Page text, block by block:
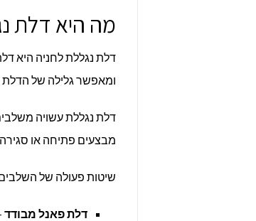
מה היא דלת
דלת נגללת לחניה היא
ומאפשר גלילה של הדלת
דלת נגללת עשויה
מבצעים פתיחה או סגירה
שיטות פעולה של
דלת פאנל מבודד